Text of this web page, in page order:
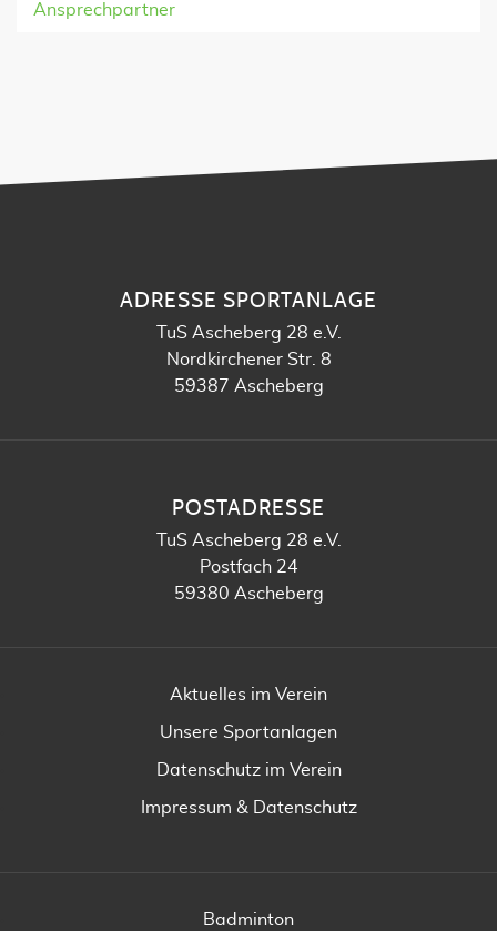
Ansprechpartner
ADRESSE SPORTANLAGE
TuS Ascheberg 28 e.V.
Nordkirchener Str. 8
59387 Ascheberg
POSTADRESSE
TuS Ascheberg 28 e.V.
Postfach 24
59380 Ascheberg
Aktuelles im Verein
Unsere Sportanlagen
Datenschutz im Verein
Impressum & Datenschutz
Badminton